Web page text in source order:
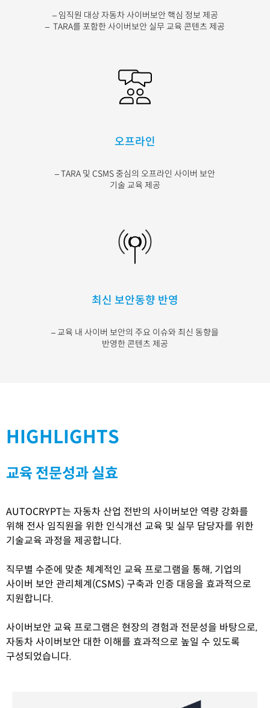
– 임직원 대상 자동차 사이버보안 핵심 정보 제공
– TARA를 포함한 사이버보안 실무 교육 콘텐츠 제공
오프라인
– TARA 및 CSMS 중심의 오프라인 사이버 보안
기술 교육 제공
최신 보안동향 반영
– 교육 내 사이버 보안의 주요 이슈와 최신 동향을
반영한 콘텐츠 제공
HIGHLIGHTS
교육 전문성과 실효
AUTOCRYPT는 자동차 산업 전반의 사이버보안 역량 강화를
위해 전사 임직원을 위한 인식개선 교육 및 실무 담당자를 위한
기술교육 과정을 제공합니다.
직무별 수준에 맞춘 체계적인 교육 프로그램을 통해, 기업의
사이버 보안 관리체계(CSMS) 구축과 인증 대응을 효과적으로
지원합니다.
사이버보안 교육 프로그램은 현장의 경험과 전문성을 바탕으로,
자동차 사이버보안 대한 이해를 효과적으로 높일 수 있도록
구성되었습니다.